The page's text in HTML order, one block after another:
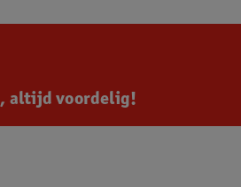
altijd voordelig!